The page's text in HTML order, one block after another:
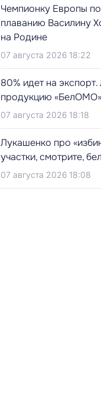
Чемпионку Европы
плаванию Василину
на Родине
07 августа 2026 18:22
80% идет на
продукцию «БелОМО»
07 августа 2026 18:18
Лукашенко про
участки, смотрите,
07 августа 2026 18:08